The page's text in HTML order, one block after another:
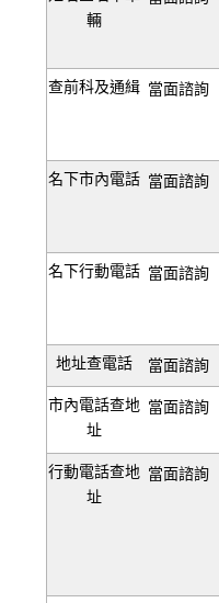
輛
查前科及通緝 當面諮詢
名下市內電話 當面諮詢
名下行動電話 當面諮詢
地址查電話 當面諮詢
市內電話查地
址
當面諮詢
行動電話查地
址
當面諮詢